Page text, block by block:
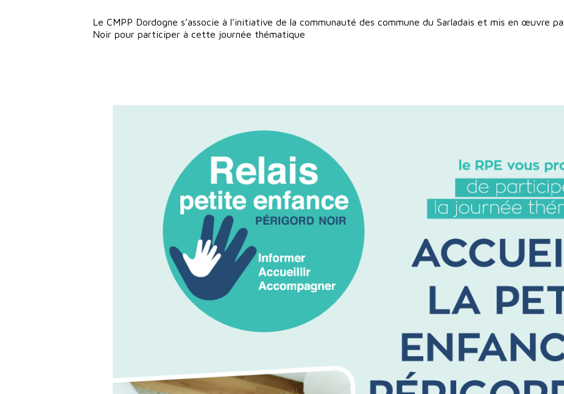
Le CMPP Dordogne s’associe à l’initiative de la communauté des commune du Sarladais et mis en œuvre
Noir pour participer à cette journée thématique